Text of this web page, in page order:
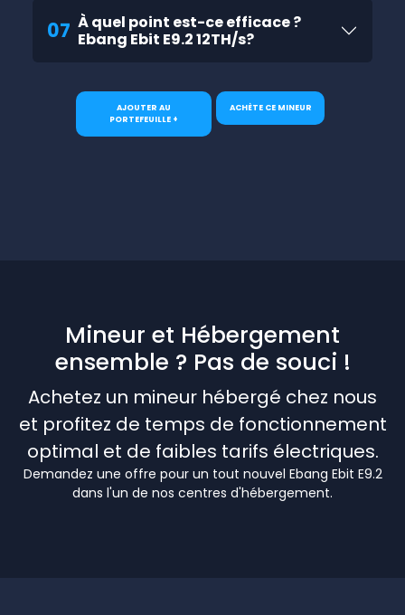
07 À quel point est-ce efficace ?
Ebang Ebit E9.2 12TH/s?
AJOUTER AU
PORTEFEUILLE +
ACHÈTE CE MINEUR
Mineur et Hébergement
ensemble ? Pas de souci !
Achetez un mineur hébergé chez nous
et profitez de temps de fonctionnement
optimal et de faibles tarifs électriques.
Demandez une offre pour un tout nouvel Ebang Ebit E9.2
dans l'un de nos centres d'hébergement.